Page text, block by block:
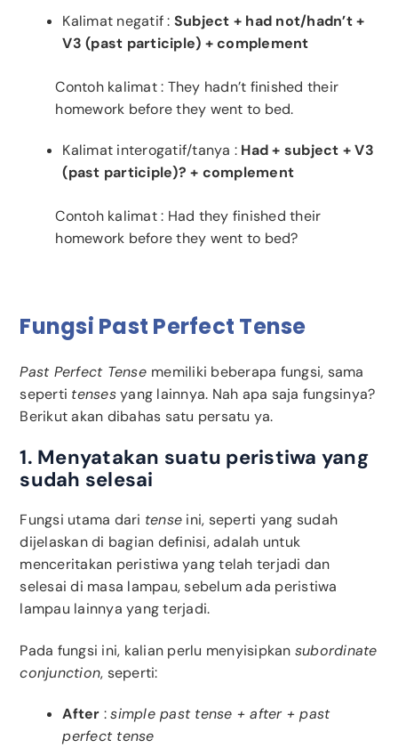
Kalimat negatif : Subject + had not/hadn’t +
V3 (past participle) + complement
Contoh kalimat : They hadn’t finished their
homework before they went to bed.
Kalimat interogatif/tanya : Had + subject + V3
(past participle)? + complement
Contoh kalimat : Had they finished their
homework before they went to bed?
Fungsi Past Perfect Tense
Past Perfect Tense memiliki beberapa fungsi, sama
seperti tensesyang lainnya. Nah apa saja fungsinya?
Berikut akan dibahas satu persatu ya.
1. Menyatakan suatu peristiwa yang
sudah selesai
Fungsi utama dari tense ini, seperti yang sudah
dijelaskan di bagian definisi, adalah untuk
menceritakan peristiwa yang telah terjadi dan
selesai di masa lampau, sebelum ada peristiwa
lampau lainnya yang terjadi.
Pada fungsi ini, kalian perlu menyisipkan subordinate
conjunction, seperti:
After :simple past tense + after + past
perfect tense